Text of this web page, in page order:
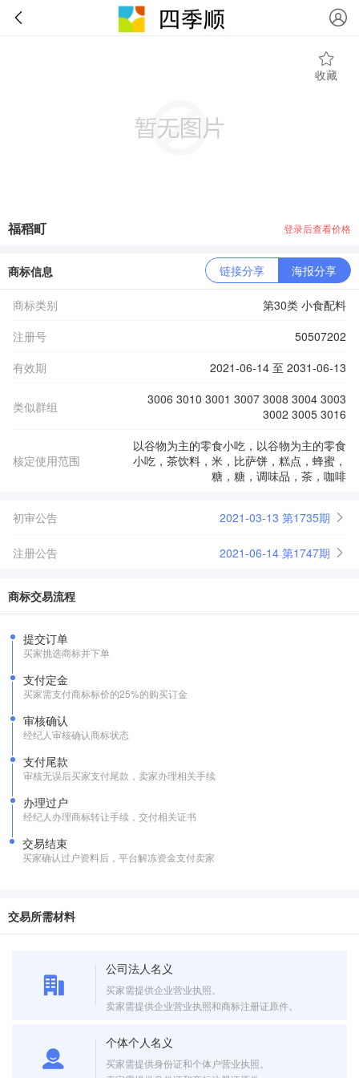
收藏
福稻町 登录后查看价格
商标信息 链接分享 海报分享
商标类别
第30类 小食配料
注册号
50507202
有效期
2021-06-14 至 2031-06-13
类似群组
3006 3010 3001 3007 3008 3004 3003
3002 3005 3016
核定使用范围
以谷物为主的零食小吃，以谷物为主的零食
小吃，茶饮料，米，比萨饼，糕点，蜂蜜，
糖，糖，调味品，茶，咖啡
初审公告 2021-03-13 第1735期
注册公告 2021-06-14 第1747期
商标交易流程
提交订单
买家挑选商标并下单
支付定金
买家需支付商标标价的25%的购买订金
审核确认
经纪人审核确认商标状态
支付尾款
审核无误后买家支付尾款，卖家办理相关手续
办理过户
经纪人办理商标转让手续，交付相关证书
交易结束
买家确认过户资料后，平台解冻资金支付卖家
交易所需材料
公司法人名义
买家需提供企业营业执照。
卖家需提供企业营业执照和商标注册证原件。
个体个人名义
买家需提供身份证和个体户营业执照。